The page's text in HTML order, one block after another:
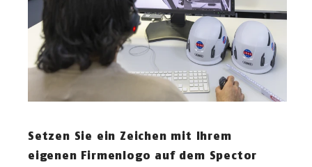
Setzen Sie ein Zeichen mit Ihrem
eigenen Firmenlogo auf dem Spector